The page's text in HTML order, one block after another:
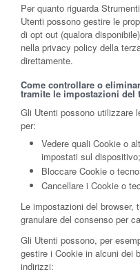
Per quanto riguarda
Utenti possono gestire le
di opt out (qualora
nella privacy policy della
direttamente.
Come controllare o
tramite le impostazioni del
Gli Utenti possono utilizzare
per:
Vedere quali Cookie o
impostati sul dispositivo;
Bloccare Cookie o
Cancellare i Cookie o
Le impostazioni del browser,
granulare del consenso per
Gli Utenti possono, per
gestire i Cookie in alcuni dei
indirizzi: